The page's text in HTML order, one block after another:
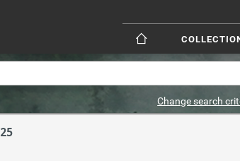
Change search
25